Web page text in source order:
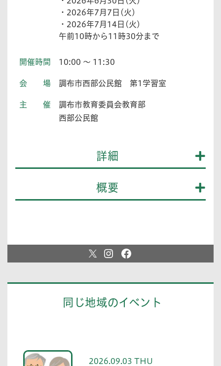
・2026年7月7日(火)
・2026年7月14日(火)
午前10時から11時30分まで
開催時間 10:00 ～ 11:30
会場 調布市西部公民館 第1学習室
主催
調布市教育委員会教育部
西部公民館
詳細
概要
同じ地域のイベント
2026.09.03 THU